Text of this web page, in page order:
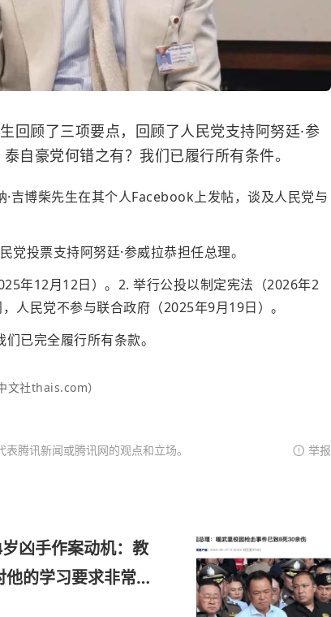
回顾了三项要点，回顾了人民党支持阿努廷·参
自豪党何错之有？我们已履行所有条件。
吉博柴先生在其个人Facebook上发帖，谈及人民党与
投票支持阿努廷·参威拉恭担任总理。
年12月12日）。2. 举行公投以制定宪法（2026年2
人民党不参与联合政府（2025年9月19日）。
已完全履行所有条款。
文社thais.com）
腾讯新闻或腾讯网的观点和立场。 举报
凶手作案动机：教
的学习要求非常严